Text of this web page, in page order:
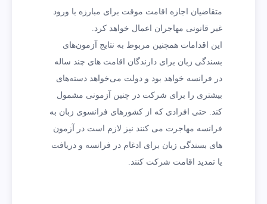
متقاضیان اجازه اقامت موقت برای مبارزه با ورود
غیر قانونی مهاجران اعمال خواهد کرد.
این اقدامات همچنین مربوط به نتایج آزمون‌های
بسندگی زبان برای دارندگان اقامت های چند ساله
در فرانسه خواهد بود و دولت می‌خواهد دسته‌های
بیشتری را برای شرکت در چنین آزمونی مشمول
کند. حتی افرادی که از کشورهای فرانسوی زبان به
فرانسه مهاجرت می کنند نیز لازم است در آزمون
های بسندگی زبان برای ادغام در فرانسه و دریافت
یا تمدید اقامت شرکت کنند.